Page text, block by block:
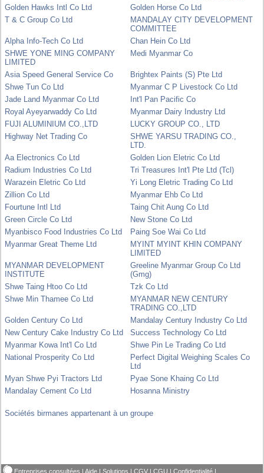
Golden Hawks Intl Co Ltd
Golden Horse Co Ltd
T & C Group Co Ltd
MANDALAY CITY DEVELOPMENT
COMMITTEE
Alpha Info-Tech Co Ltd
Chan Hein Co Ltd
SHWE YONE MING COMPANY
LIMITED
Medi Myanmar Co
Asia Speed General Service Co
Brightex Paints (S) Pte Ltd
Shwe Tun Co Ltd
Myanmar C P Livestock Co Ltd
Jade Land Myanmar Co Ltd
Int'l Pan Pacific Co
Royal Ayeyarwaddy Co Ltd
Myanmar Dairy Industry Ltd
FUJI ALUMINIUM CO.,LTD
LUCKY GROUP CO., LTD
Highway Net Trading Co
SHWE YARSU TRADING CO.,
LTD.
Aa Electronics Co Ltd
Golden Lion Eletric Co Ltd
Radium Industries Co Ltd
Tri Treasures Int'l Pte Ltd (Tcl)
Warazein Eletric Co Ltd
Yi Long Eletric Trading Co Ltd
Zillion Co Ltd
Myanmar Ehb Co Ltd
Fourtune Intl Ltd
Taing Chit Aung Co Ltd
Green Circle Co Ltd
New Stone Co Ltd
Myanbisco Food Industries Co Ltd
Paing Soe Wai Co Ltd
Myanmar Great Theme Ltd
MYINT MYINT KHIN COMPANY
LIMITED
MYANMAR DEVELOPMENT
INSTITUTE
Greeline Myanmar Group Co Ltd
(Gmg)
Shwe Taing Htoo Co Ltd
Tzk Co Ltd
Shwe Min Thamee Co Ltd
MYANMAR NEW CENTURY
TRADING CO.,LTD
Golden Century Co Ltd
Mandalay Century Industry Co Ltd
New Century Cake Industry Co Ltd
Success Technology Co Ltd
Myanmar Kowa Int'l Co Ltd
Shwe Pin Le Trading Co Ltd
National Prosperity Co Ltd
Perfect Digital Weighing Scales Co
Ltd
Myan Shwe Pyi Tractors Ltd
Pyae Sone Khaing Co Ltd
Mandalay Cement Co Ltd
Hosanna Ministry
Sociétés birmanes appartenant à un groupe
Entreprises consultées |Aide |Solutions |CGV |CGU |Confidentialité |